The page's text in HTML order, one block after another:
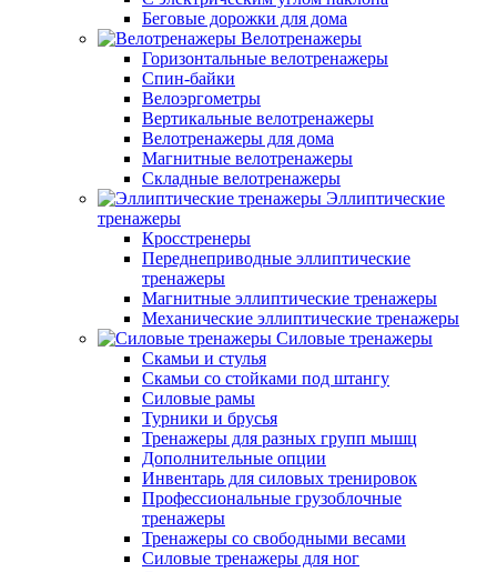
Беговые дорожки для дома
Велотренажеры
Горизонтальные велотренажеры
Спин-байки
Велоэргометры
Вертикальные велотренажеры
Велотренажеры для дома
Магнитные велотренажеры
Складные велотренажеры
Эллиптические
тренажеры
Кросстренеры
Переднеприводные эллиптические
тренажеры
Магнитные эллиптические тренажеры
Механические эллиптические тренажеры
Силовые тренажеры
Скамьи и стулья
Скамьи со стойками под штангу
Силовые рамы
Турники и брусья
Тренажеры для разных групп мышц
Дополнительные опции
Инвентарь для силовых тренировок
Профессиональные грузоблочные
тренажеры
Тренажеры со свободными весами
Силовые тренажеры для ног